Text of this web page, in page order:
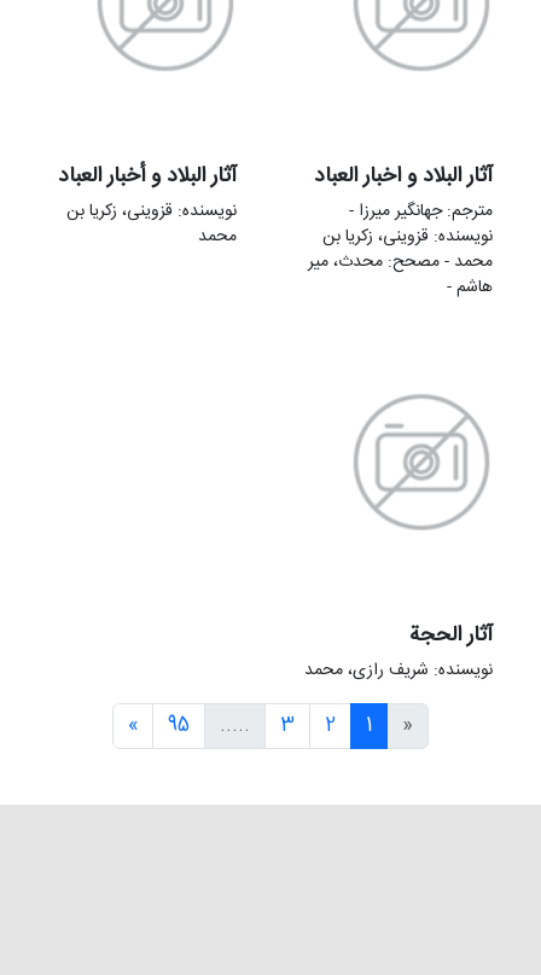
آثار البلاد و اخبار العباد
مترجم: جهانگیر میرزا -
نویسنده: قزوینی، زکریا بن
محمد - مصحح: محدث، میر
هاشم -
آثار البلاد و أخبار العباد
نویسنده: قزوینی، زکریا بن
محمد
آثار الحجة
نویسنده: شریف رازی، محمد
«
1
2
3
.....
95
»